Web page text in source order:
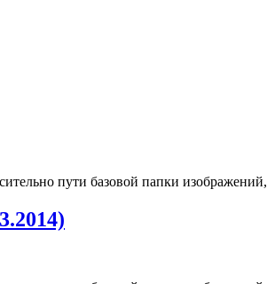
пути базовой папки